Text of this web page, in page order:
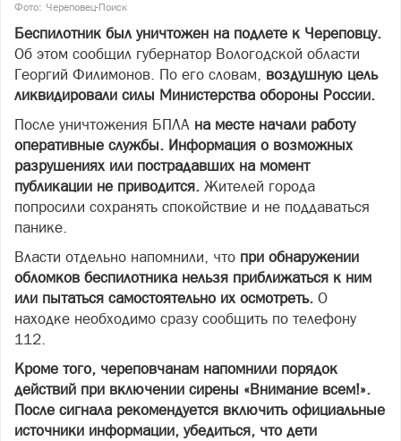
Фото: Череповец-Поиск
Беспилотник был уничтожен на подлете к Череповцу.
Об этом сообщил губернатор Вологодской области
Георгий Филимонов. По его словам, воздушную цель
ликвидировали силы Министерства обороны России.
После уничтожения БПЛА на месте начали работу
оперативные службы. Информация о возможных
разрушениях или пострадавших на момент
публикации не приводится. Жителей города
попросили сохранять спокойствие и не поддаваться
панике.
Власти отдельно напомнили, что при обнаружении
обломков беспилотника нельзя приближаться к ним
или пытаться самостоятельно их осмотреть. О
находке необходимо сразу сообщить по телефону
112.
Кроме того, череповчанам напомнили порядок
действий при включении сирены «Внимание всем!».
После сигнала рекомендуется включить официальные
источники информации, убедиться, что дети